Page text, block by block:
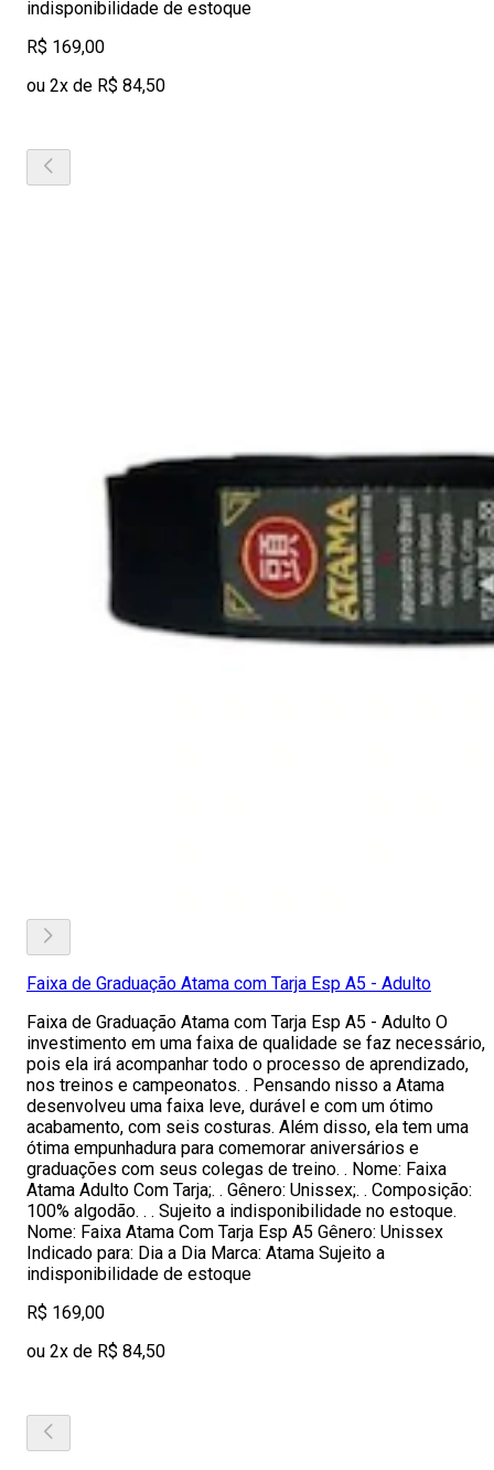
indisponibilidade de estoque
R$ 169,00
ou 2x de R$ 84,50
Faixa de Graduação Atama com Tarja Esp A5 - Adulto
Faixa de Graduação Atama com Tarja Esp A5 - Adulto O
investimento em uma faixa de qualidade se faz necessário,
pois ela irá acompanhar todo o processo de aprendizado,
nos treinos e campeonatos. . Pensando nisso a Atama
desenvolveu uma faixa leve, durável e com um ótimo
acabamento, com seis costuras. Além disso, ela tem uma
ótima empunhadura para comemorar aniversários e
graduações com seus colegas de treino. . Nome: Faixa
Atama Adulto Com Tarja;. . Gênero: Unissex;. . Composição:
100% algodão. . . Sujeito a indisponibilidade no estoque.
Nome: Faixa Atama Com Tarja Esp A5 Gênero: Unissex
Indicado para: Dia a Dia Marca: Atama Sujeito a
indisponibilidade de estoque
R$ 169,00
ou 2x de R$ 84,50